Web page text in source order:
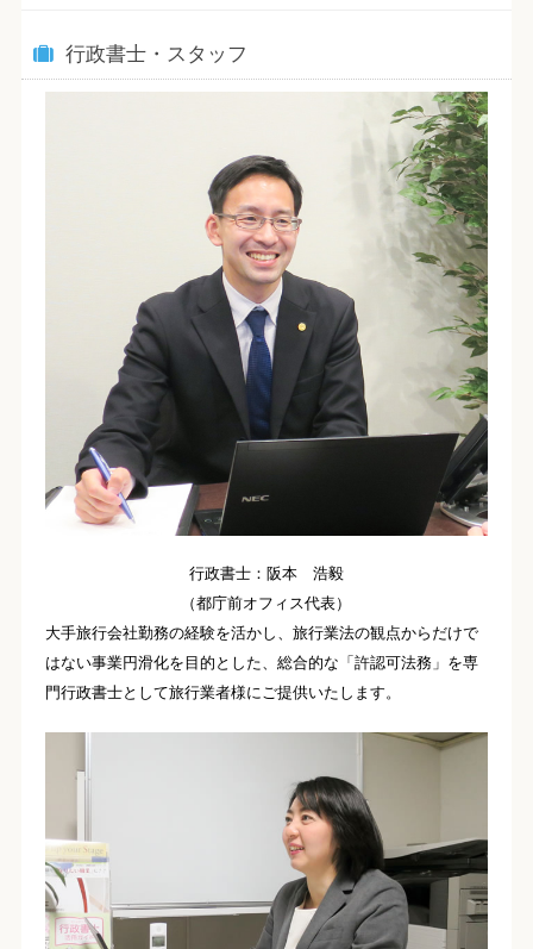
行政書士・スタッフ
行政書士：阪本 浩毅
（都庁前オフィス代表）
大手旅行会社勤務の経験を活かし、旅行業法の観点からだけで
はない事業円滑化を目的とした、総合的な「許認可法務」を専
門行政書士として旅行業者様にご提供いたします。